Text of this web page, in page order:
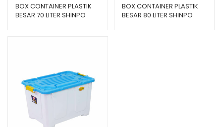
BOX CONTAINER PLASTIK
BESAR 70 LITER SHINPO
BOX CONTAINER PLASTIK
BESAR 80 LITER SHINPO